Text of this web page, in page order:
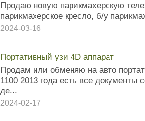
Продаю новую парикмахерскую
парикмахерское кресло, б/у
2024-03-16
Портативный узи 4D аппарат
Продам или обменяю на авто
1100 2013 года есть все документы
де...
2024-02-17